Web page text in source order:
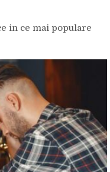
in ce mai populare